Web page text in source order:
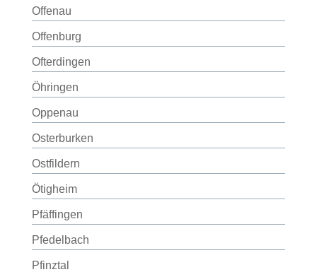
Offenau
Offenburg
Ofterdingen
Öhringen
Oppenau
Osterburken
Ostfildern
Ötigheim
Pfäffingen
Pfedelbach
Pfinztal